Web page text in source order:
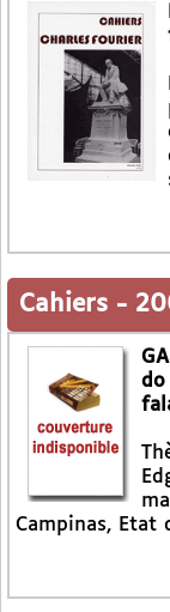
Cahiers -
do
Campinas, Etat